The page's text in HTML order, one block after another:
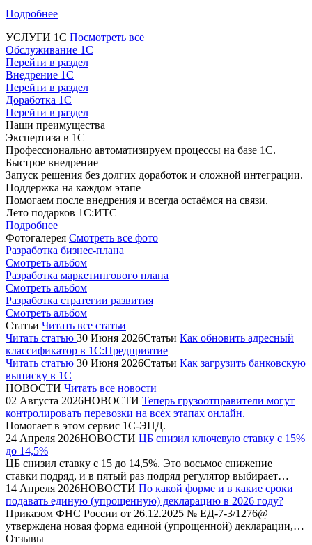
Подробнее
УСЛУГИ 1С Посмотреть все
Обслуживание 1С
Перейти в раздел
Внедрение 1С
Перейти в раздел
Доработка 1С
Перейти в раздел
Наши преимущества
Экспертиза в 1С
Профессионально автоматизируем процессы на базе 1С.
Быстрое внедрение
Запуск решения без долгих доработок и сложной интеграции.
Поддержка на каждом этапе
Помогаем после внедрения и всегда остаёмся на связи.
Лето подарков 1С:ИТС
Подробнее
Фотогалерея Смотреть все фото
Разработка бизнес-плана
Смотреть альбом
Разработка маркетингового плана
Смотреть альбом
Разработка стратегии развития
Смотреть альбом
Статьи Читать все статьи
Читать статью 30 Июня 2026Статьи Как обновить адресный
классификатор в 1С:Предприятие
Читать статью 30 Июня 2026Статьи Как загрузить банковскую
выписку в 1С
НОВОСТИ Читать все новости
02 Августа 2026НОВОСТИ Теперь грузоотправители могут
контролировать перевозки на всех этапах онлайн.
Помогает в этом сервис 1С-ЭПД.
24 Апреля 2026НОВОСТИ ЦБ снизил ключевую ставку с 15%
до 14,5%
ЦБ снизил ставку с 15 до 14,5%. Это восьмое снижение
ставки подряд, и в пятый раз подряд регулятор выбирает…
14 Апреля 2026НОВОСТИ По какой форме и в какие сроки
подавать единую (упрощенную) декларацию в 2026 году?
Приказом ФНС России от 26.12.2025 № ЕД-7-3/1276@
утверждена новая форма единой (упрощенной) декларации,…
Отзывы